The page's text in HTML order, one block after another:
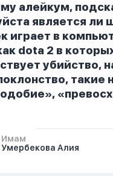
алейкум,
является ли
играет в
dota 2 в
убийство,
такие
человек
и соблюдает
эта игра не
ему его
Имам
Умербекова Алия